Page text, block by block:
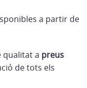
a partir de
qualitat a preus
de tots els